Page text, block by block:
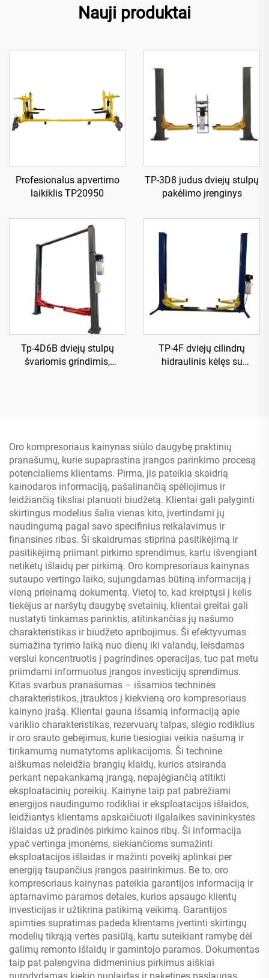
Nauji produktai
Profesionalus apvertimo
laikiklis TP20950
TP-3D8 judus dviejų stulpų
pakėlimo įrenginys
Tp-4D6B dviejų stulpų
švariomis grindimis,
TP-4F dviejų cilindrų
hidraulinis kėlęs su
Oro kompresoriaus kainynas siūlo daugybę praktinių
pranašumų, kurie supaprastina įrangos parinkimo procesą
potencialiems klientams. Pirma, jis pateikia skaidrią
kainodaros informaciją, pašalinančią spėliojimus ir
leidžiančią tiksliai planuoti biudžetą. Klientai gali palyginti
skirtingus modelius šalia vienas kito, įvertindami jų
naudingumą pagal savo specifinius reikalavimus ir
finansines ribas. Ši skaidrumas stiprina pasitikėjimą ir
pasitikėjimą priimant pirkimo sprendimus, kartu išvengiant
netikėtų išlaidų per pirkimą. Oro kompresoriaus kainynas
sutaupo vertingo laiko, sujungdamas būtiną informaciją į
vieną prieinamą dokumentą. Vietoj to, kad kreiptųsi į kelis
tiekėjus ar naršytų daugybę svetainių, klientai greitai gali
nustatyti tinkamas parinktis, atitinkančias jų našumo
charakteristikas ir biudžeto apribojimus. Ši efektyvumas
sumažina tyrimo laiką nuo dienų iki valandų, leisdamas
verslui koncentruotis į pagrindines operacijas, tuo pat metu
priimdami informuotus įrangos investicijų sprendimus.
Kitas svarbus pranašumas – išsamios techninės
charakteristikos, įtrauktos į kiekvieną oro kompresoriaus
kainyno įrašą. Klientai gauna išsamią informaciją apie
variklio charakteristikas, rezervuarų talpas, slėgio rodiklius
ir oro srauto gebėjimus, kurie tiesiogiai veikia našumą ir
tinkamumą numatytoms aplikacijoms. Ši techninė
aiškumas neleidžia brangių klaidų, kurios atsiranda
perkant nepakankamą įrangą, nepajėgiančią atitikti
eksploatacinių poreikių. Kainyne taip pat pabrėžiami
energijos naudingumo rodikliai ir eksploatacijos išlaidos,
leidžiantys klientams apskaičiuoti ilgalaikes savininkystės
išlaidas už pradinės pirkimo kainos ribų. Ši informacija
ypač vertinga įmonėms, siekiančioms sumažinti
eksploatacijos išlaidas ir mažinti poveikį aplinkai per
energiją taupančius įrangos pasirinkimus. Be to, oro
kompresoriaus kainynas pateikia garantijos informaciją ir
aptarnavimo paramos detales, kurios apsaugo klientų
investicijas ir užtikrina patikimą veikimą. Garantijos
apimties supratimas padeda klientams įvertinti skirtingų
modelių tikrąją vertės pasiūlą, kartu suteikiant ramybę dėl
galimų remonto išlaidų ir gamintojo paramos. Dokumentas
taip pat palengvina didmeninius pirkimus aiškiai